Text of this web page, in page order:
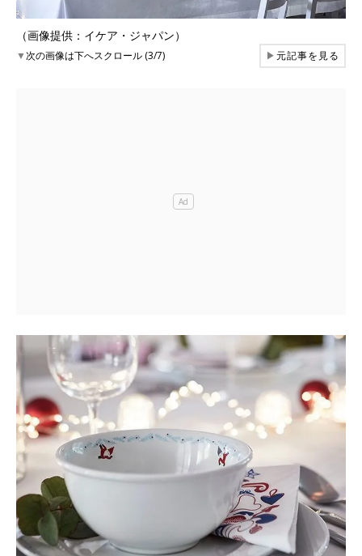
（画像提供：イケア・ジャパン）
▼次の画像は下へスクロール (3/7) ▶元記事を見る